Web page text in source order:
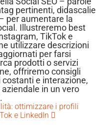
pertinenti, didascalie
per aumentare la
Illustreremo best
TikTok e
utilizzare descrizioni
per farsi
prodotti o servizi
offriremo consigli
e interazione,
in un vero
ottimizzare i profili
e LinkedIn